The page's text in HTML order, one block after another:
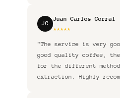
JC
Juan Carlos Corral
★★★★★
"The service is very
good quality coffee,
for the different
extraction. Highly